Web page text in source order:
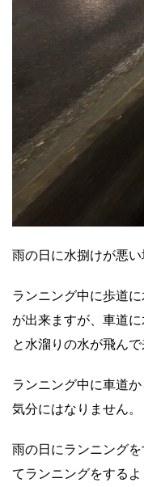
雨の日に水捌けが悪い
ランニング中に歩道
が出来ますが、車道
と水溜りの水が飛んで
ランニング中に車道
気分にはなりません。
雨の日にランニング
てランニングをするよ